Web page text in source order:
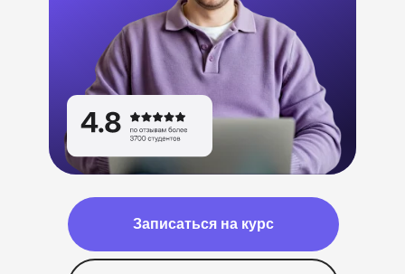
Записаться на курс